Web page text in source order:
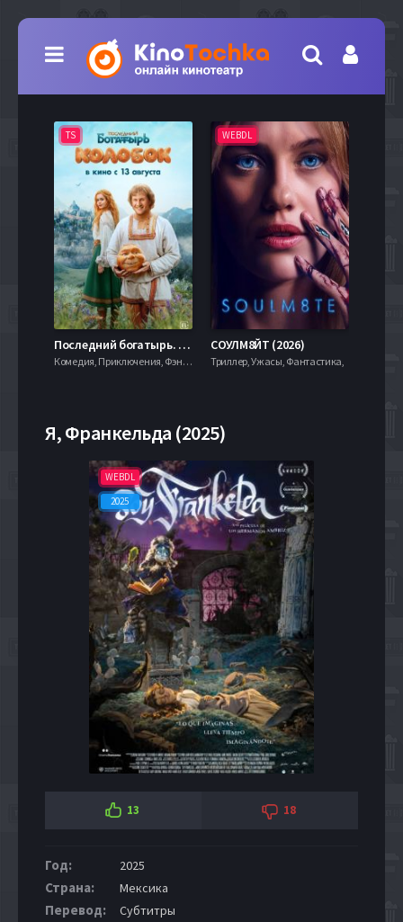
TS
Последний богатырь. Колобок (2026)
Комедия, Приключения, Фэнтези,
WEBDL
СОУЛМ8ЙТ (2026)
Триллер, Ужасы, Фантастика,
Я, Франкельда (2025)
WEBDL
2025
13 18
Год: 2025
Страна: Мексика
Перевод: Субтитры